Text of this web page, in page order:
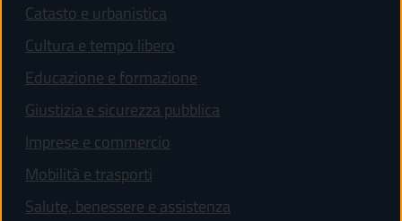
Catasto e urbanistica
Cultura e tempo libero
Educazione e formazione
Giustizia e sicurezza pubblica
Imprese e commercio
Mobilità e trasporti
Salute, benessere e assistenza